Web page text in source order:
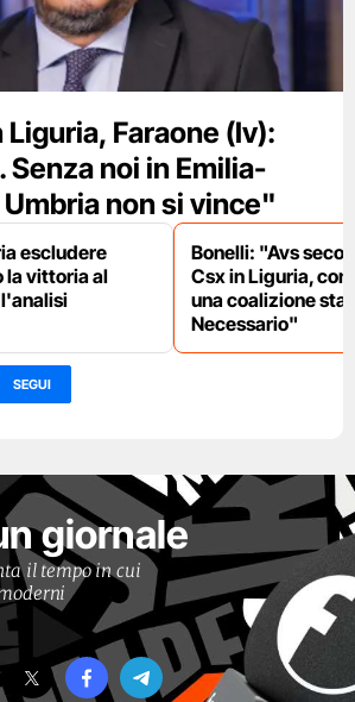
Liguria, Faraone (Iv):
noi in Emilia-
Umbria non si vince"
escludere
la vittoria al
Bonelli: "Avs
Csx in Liguria,
una coalizione
Necessario"
SEGUI
giornale
il tempo in cui